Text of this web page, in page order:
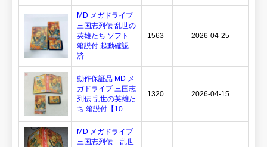
MD メガドライブ
三国志列伝 乱世の
英雄たち ソフト
箱説付 起動確認
済...
1563 2026-04-25
動作保証品 MD メ
ガドライブ 三国志
列伝 乱世の英雄た
ち 箱説付【10...
1320 2026-04-15
MD メガドライブ
三国志列伝 乱世